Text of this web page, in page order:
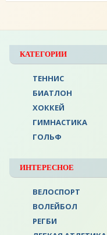
КАТЕГОРИИ
ТЕННИС
БИАТЛОН
ХОККЕЙ
ГИМНАСТИКА
ГОЛЬФ
ИНТЕРЕСНОЕ
ВЕЛОСПОРТ
ВОЛЕЙБОЛ
РЕГБИ